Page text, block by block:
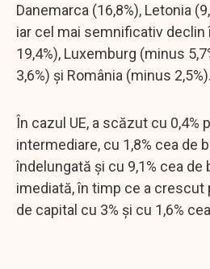
Danemarca (16,8%), Letonia
iar cel mai semnificativ declin
19,4%), Luxemburg (minus
3,6%) şi România (minus 2,5%).
În cazul UE, a scăzut cu 0,4%
intermediare, cu 1,8% cea de
îndelungată şi cu 9,1% cea
imediată, în timp ce a crescut
de capital cu 3% şi cu 1,6%